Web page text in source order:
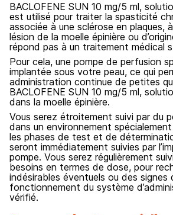
BACLOFENE SUN 10 mg/5 ml,
est utilisé pour traiter la spasticité
associée à une sclérose en plaques,
lésion de la moelle épinière ou
répond pas à un traitement médical
Pour cela, une pompe de perfusion
implantée sous votre peau, ce qui
administration continue de petites
BACLOFENE SUN 10 mg/5 ml,
dans la moelle épinière.
Vous serez étroitement suivi par du
dans un environnement
les phases de test et de
seront immédiatement suivies par
pompe. Vous serez régulièrement
besoins en termes de dose, pour
indésirables éventuels ou des signes
fonctionnement du système
vérifié.